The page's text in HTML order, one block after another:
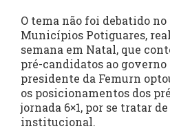
O tema não foi debatido no
Municípios Potiguares,
semana em Natal, que
pré-candidatos ao governo
presidente da Femurn
os posicionamentos dos
jornada 6×1, por se tratar
institucional.